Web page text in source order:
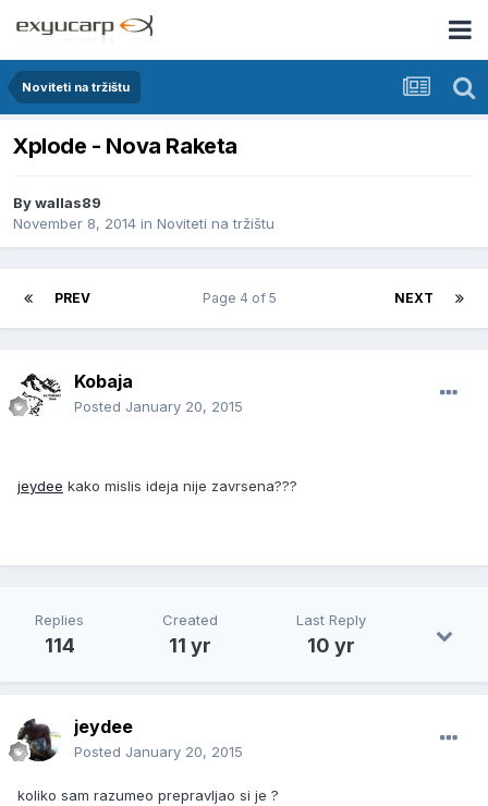
Noviteti na tržištu
Xplode - Nova Raketa
Bywallas89
November 8, 2014 in Noviteti na tržištu
PREV NEXT
Page 4 of 5
Kobaja
Posted January 20, 2015
jeydee kako mislis ideja nije zavrsena???
Replies
114
Created
11 yr
Last Reply
10 yr
jeydee
Posted January 20, 2015
koliko sam razumeo prepravljao si je ?